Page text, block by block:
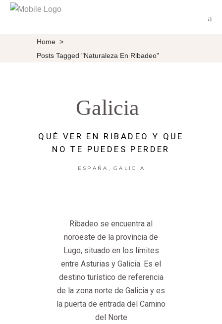
Home >
Posts Tagged "Naturaleza En Ribadeo"
Galicia
QUÉ VER EN RIBADEO Y QUE
NO TE PUEDES PERDER
ESPAÑA GALICIA
Ribadeo se encuentra al
noroeste de la provincia de
Lugo, situado en los límites
entre Asturias y Galicia. Es el
destino turístico de referencia
de la zona norte de Galicia y es
la puerta de entrada del Camino
del Norte